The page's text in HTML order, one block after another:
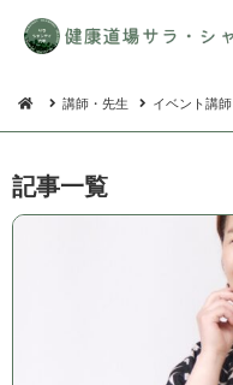
講師・先生 イベント講師
記 事 一 覧